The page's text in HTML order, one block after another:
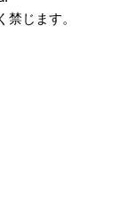
じます。